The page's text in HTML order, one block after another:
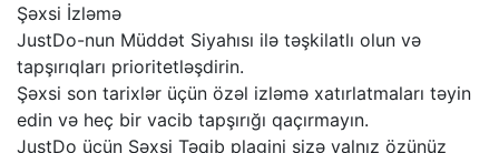
Şəxsi İzləmə
JustDo-nun Müddət Siyahısı ilə təşkilatlı olun və
tapşırıqları prioritetləşdirin.
Şəxsi son tarixlər üçün özəl izləmə xatırlatmaları təyin
edin və heç bir vacib tapşırığı qaçırmayın.
JustDo üçün Şəxsi Təqib plagini sizə yalnız özünüz